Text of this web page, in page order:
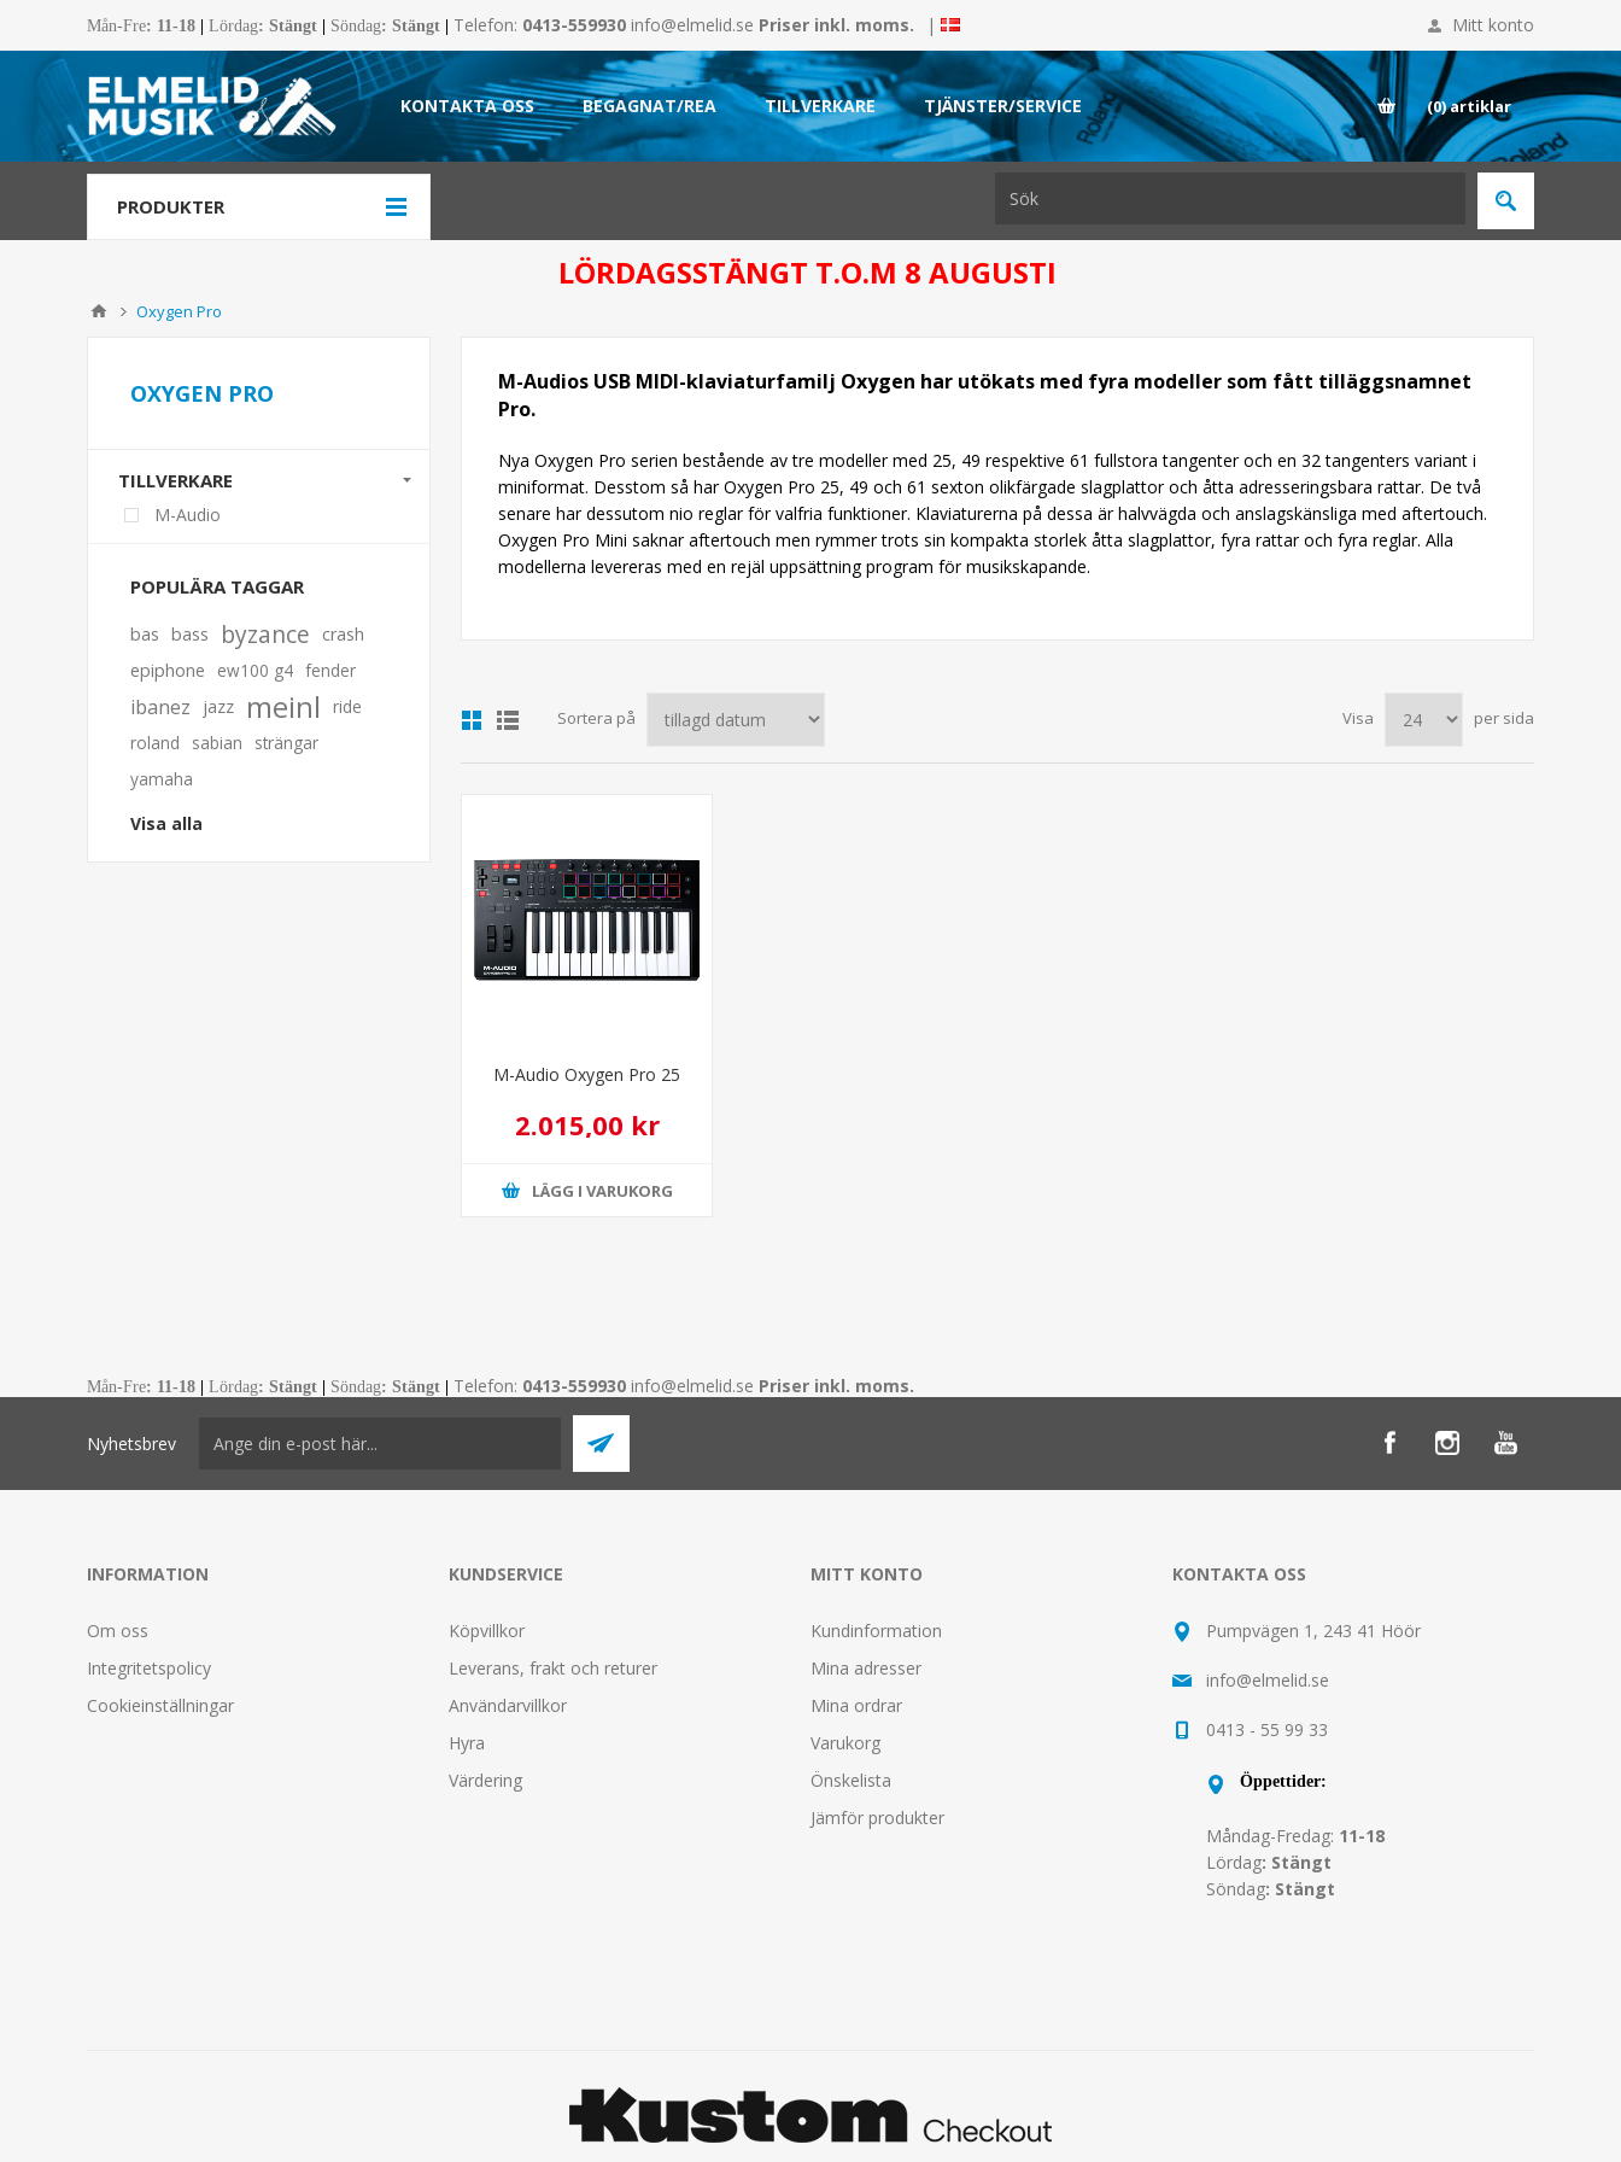
Mån-Fre: 11-18 Lördag: Stängt Söndag: Stängt Telefon: 0413-559930 info@elmelid.se Priser inkl. moms. | Mitt konto
KONTAKTA OSS BEGAGNAT/REA TILLVERKARE TJÄNSTER/SERVICE (0)artiklar
PRODUKTER
LÖRDAGSSTÄNGT T.O.M 8 AUGUSTI
Oxygen Pro
M-Audios USB MIDI-klaviaturfamilj Oxygen har utökats med fyra modeller som fått tilläggsnamnet
Pro.
Nya Oxygen Pro serien bestående av tre modeller med 25, 49 respektive 61 fullstora tangenter och en 32 tangenters variant i
miniformat. Desstom så har Oxygen Pro 25, 49 och 61 sexton olikfärgade slagplattor och åtta adresseringsbara rattar. De två
senare har dessutom nio reglar för valfria funktioner. Klaviaturerna på dessa är halvvägda och anslagskänsliga med aftertouch.
Oxygen Pro Mini saknar aftertouch men rymmer trots sin kompakta storlek åtta slagplattor, fyra rattar och fyra reglar. Alla
modellerna levereras med en rejäl uppsättning program för musikskapande.
Sortera på Visa per sida
M-Audio Oxygen Pro 25
2.015,00 kr
LÄGG I VARUKORG
OXYGEN PRO
TILLVERKARE
M-Audio
POPULÄRA TAGGAR
bas bass byzance
crash
epiphone
ew100 g4 fender
ibanez jazz meinl
ride
roland
sabian
strängar
yamaha
Visa alla
Mån-Fre: 11-18 Lördag: Stängt Söndag: Stängt Telefon: 0413-559930 info@elmelid.se Priser inkl. moms.
Nyhetsbrev
INFORMATION
Om oss
Integritetspolicy
Cookieinställningar
KUNDSERVICE
Köpvillkor
Leverans, frakt och returer
Användarvillkor
Hyra
Värdering
MITT KONTO
Kundinformation
Mina adresser
Mina ordrar
Varukorg
Önskelista
Jämför produkter
KONTAKTA OSS
Pumpvägen 1, 243 41 Höör
info@elmelid.se
0413 - 55 99 33
Öppettider:
Måndag-Fredag: 11-18
Lördag: Stängt
Söndag: Stängt